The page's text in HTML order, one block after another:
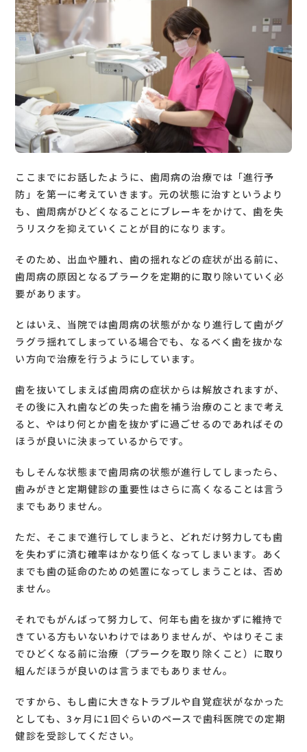
ここまでにお話したように、歯周病の治療では「進行予
防」を第一に考えていきます。元の状態に治すというより
も、歯周病がひどくなることにブレーキをかけて、歯を失
うリスクを抑えていくことが目的になります。
そのため、出血や腫れ、歯の揺れなどの症状が出る前に、
歯周病の原因となるプラークを定期的に取り除いていく必
要があります。
とはいえ、当院では歯周病の状態がかなり進行して歯がグ
ラグラ揺れてしまっている場合でも、なるべく歯を抜かな
い方向で治療を行うようにしています。
歯を抜いてしまえば歯周病の症状からは解放されますが、
その後に入れ歯などの失った歯を補う治療のことまで考え
ると、やはり何とか歯を抜かずに過ごせるのであればその
ほうが良いに決まっているからです。
もしそんな状態まで歯周病の状態が進行してしまったら、
歯みがきと定期健診の重要性はさらに高くなることは言う
までもありません。
ただ、そこまで進行してしまうと、どれだけ努力しても歯
を失わずに済む確率はかなり低くなってしまいます。あく
までも歯の延命のための処置になってしまうことは、否め
ません。
それでもがんばって努力して、何年も歯を抜かずに維持で
きている方もいないわけではありませんが、やはりそこま
でひどくなる前に治療（プラークを取り除くこと）に取り
組んだほうが良いのは言うまでもありません。
ですから、もし歯に大きなトラブルや自覚症状がなかった
としても、3ヶ月に1回ぐらいのペースで歯科医院での定期
健診を受診してください。